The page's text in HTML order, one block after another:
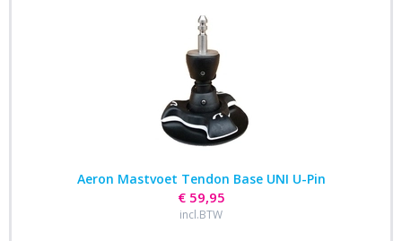
Aeron Mastvoet Tendon Base UNI U-Pin
€ 59,95
incl.BTW